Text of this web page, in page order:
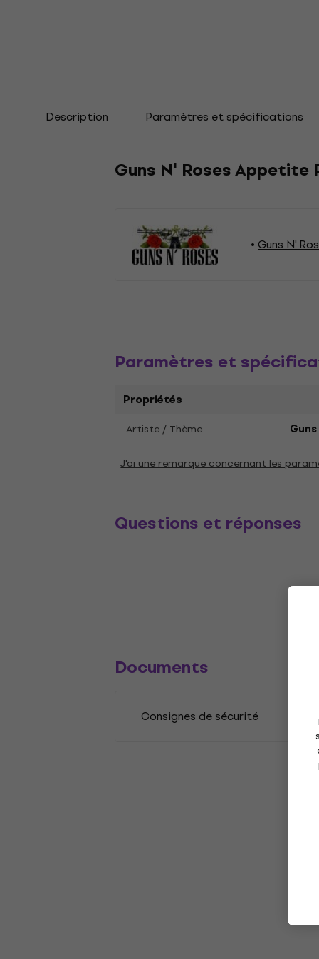
Description Paramètres et spécifications
Guns N' Roses Appetite
Guns N'
Paramètres et
Propriétés
Artiste / Thème
J'ai une remarque concernant les
Questions et réponses
Documents
Consignes de sécurité